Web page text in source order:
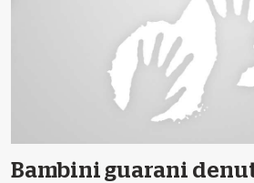
Bambini guarani